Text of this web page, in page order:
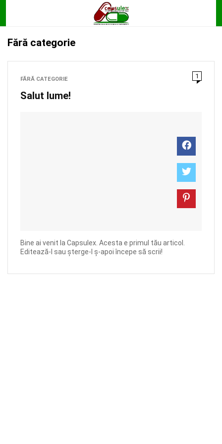
Fără categorie
FĂRĂ CATEGORIE 1
Salut lume!
Bine ai venit la Capsulex. Acesta e primul tău articol.
Editează-l sau șterge-l ș-apoi începe să scrii!